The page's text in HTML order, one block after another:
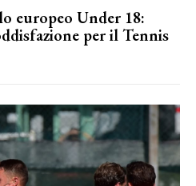
europeo Under 18:
per il Tennis